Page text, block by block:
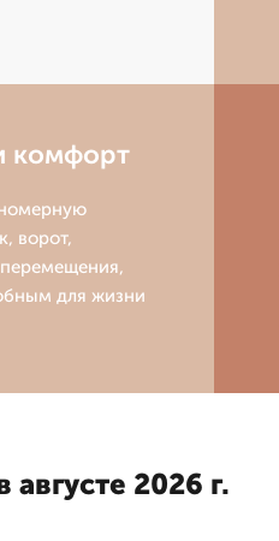
комфорт
ворот,
для жизни
2026 г.